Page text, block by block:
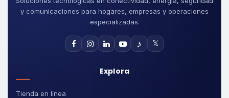
y comunicaciones para hogares, empresas y operaciones
especializadas.
♪ 𝕏
Explora
Tienda en línea